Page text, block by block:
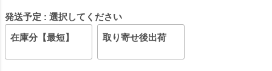
発送予定
選択してください
在庫分【最短】
取り寄せ後出荷